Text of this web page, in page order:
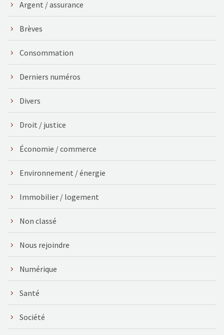
Argent / assurance
Brèves
Consommation
Derniers numéros
Divers
Droit / justice
Économie / commerce
Environnement / énergie
Immobilier / logement
Non classé
Nous rejoindre
Numérique
Santé
Société